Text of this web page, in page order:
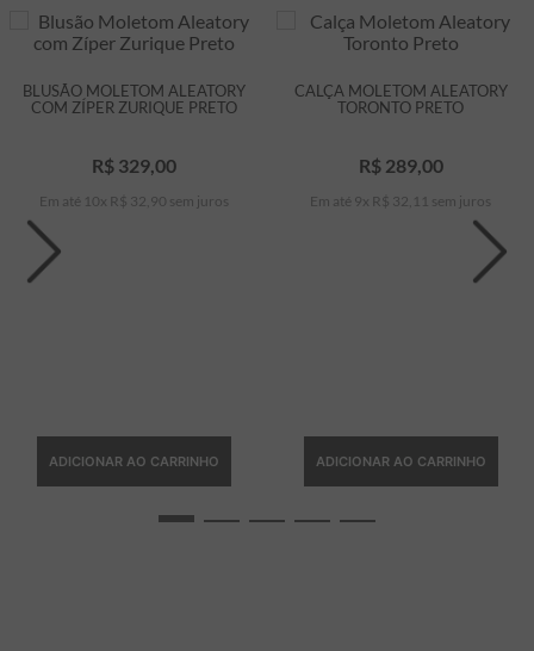
BLUSÃO MOLETOM ALEATORY
COM ZÍPER ZURIQUE PRETO
R$ 329,00
Em até 10 x R$ 32 90 sem juros
ADICIONAR AO CARRINHO
CALÇA MOLETOM ALEATORY
TORONTO PRETO
R$ 289,00
Em até 9 x R$ 32 11 sem juros
ADICIONAR AO CARRINHO